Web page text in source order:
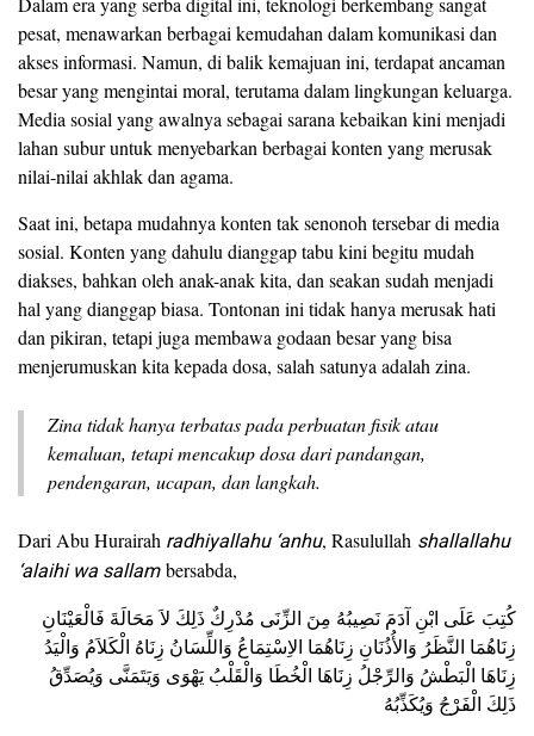
pesat, menawarkan berbagai kemudahan dalam komunikasi dan
akses informasi. Namun, di balik kemajuan ini, terdapat ancaman
besar yang mengintai moral, terutama dalam lingkungan keluarga.
Media sosial yang awalnya sebagai sarana kebaikan kini menjadi
lahan subur untuk menyebarkan berbagai konten yang merusak
nilai-nilai akhlak dan agama.
Saat ini, betapa mudahnya konten tak senonoh tersebar di media
sosial. Konten yang dahulu dianggap tabu kini begitu mudah
diakses, bahkan oleh anak-anak kita, dan seakan sudah menjadi
hal yang dianggap biasa. Tontonan ini tidak hanya merusak hati
dan pikiran, tetapi juga membawa godaan besar yang bisa
menjerumuskan kita kepada dosa, salah satunya adalah zina.
Zina tidak hanya terbatas pada perbuatan fisik atau
kemaluan, tetapi mencakup dosa dari pandangan,
pendengaran, ucapan, dan langkah.
Dari Abu Hurairah radhiyallahu ‘anhu, Rasulullah shallallahu
‘alaihi wa sallambersabda,
كُتِبَ عَلَى ابْنِ آدَمَ نَصِيبُهُ مِنَ الزِّنَى مُدْرِكٌ ذَلِكَ لاَ مَحَالَةَ فَالْعَيْنَانِ
زِنَاهُمَا النَّظَرُ وَالأُذُنَانِ زِنَاهُمَا الاِسْتِمَاعُ وَاللِّسَانُ زِنَاهُ الْكَلاَمُ وَالْيَدُ
زِنَاهَا الْبَطْشُ وَالرِّجْلُ زِنَاهَا الْخُطَا وَالْقَلْبُ يَهْوَى وَيَتَمَنَّى وَيُصَدِّقُ
ذَلِكَ الْفَرْجُ وَيُكَذِّبُهُ